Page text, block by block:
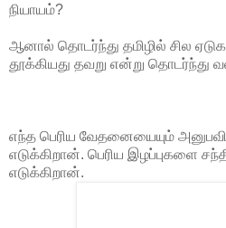
நியாயம்?
ஆனால் தொடர்ந்து தமிழில் சில
தூக்கியது தவறு என்று தொடர்ந்து
எந்த பெரிய வேதனையையும்
எடுக்கிறான். பெரிய இழப்புகளை
எடுக்கிறான்.